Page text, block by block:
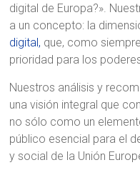
digital de Europa?».
a un concepto: la
digital, que, como
prioridad para los
Nuestros análisis y
una visión integral que
no sólo como un
público esencial para el
y social de la Unión